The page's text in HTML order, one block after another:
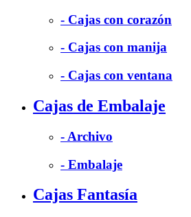
- Cajas con corazón
- Cajas con manija
- Cajas con ventana
Cajas de Embalaje
- Archivo
- Embalaje
Cajas Fantasía